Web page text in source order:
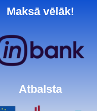
Maksā vēlāk!
Atbalsta